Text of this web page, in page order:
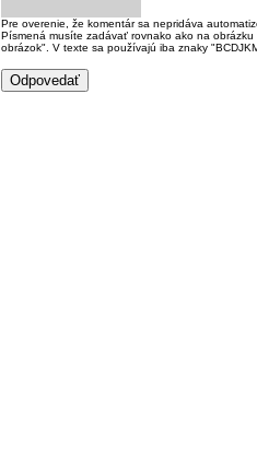
Pre overenie, že komentár sa nepridáva
Písmená musíte zadávať rovnako ako na
obrázok". V texte sa používajú iba znaky